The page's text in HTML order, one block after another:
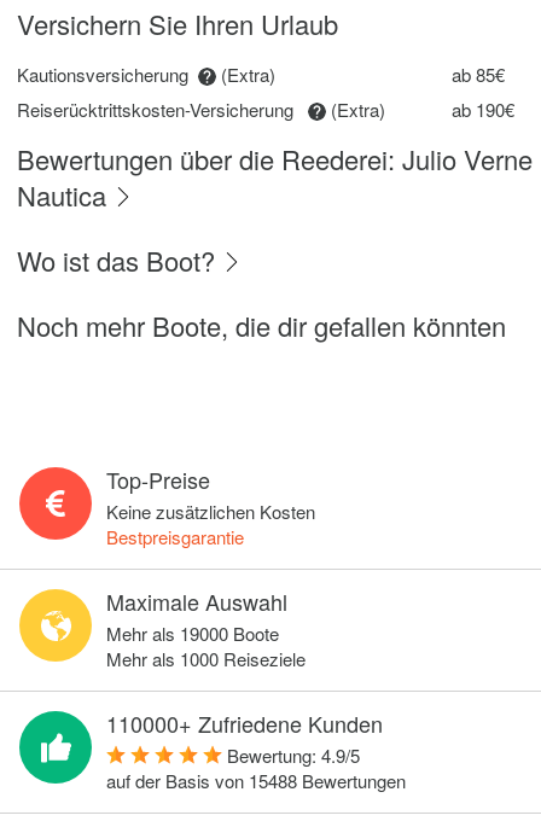
Versichern Sie Ihren Urlaub
Kautionsversicherung (Extra)
ab 85€
Reiserücktrittskosten-Versicherung
(Extra) ab 190€
Bewertungen über die Reederei: Julio Verne
Nautica
Wo ist das Boot?
Noch mehr Boote, die dir gefallen könnten
Top-Preise
Keine zusätzlichen Kosten
Bestpreisgarantie
Maximale Auswahl
Mehr als 19000 Boote
Mehr als 1000 Reiseziele
110000+ Zufriedene Kunden
Bewertung: 4.9/5
auf der Basis von 15488 Bewertungen